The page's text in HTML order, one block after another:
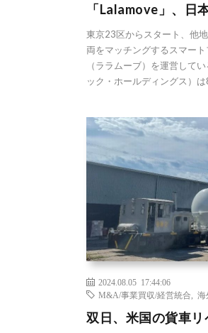
「Lalamove」、日
東京23区からスタート、他
両をマッチングするスマー
（ララムーブ）を運営して
ック・ホールディングス）
2024.08.05 17:44:06
M&A/事業買収/経営統合
海
双日、米国の貨車